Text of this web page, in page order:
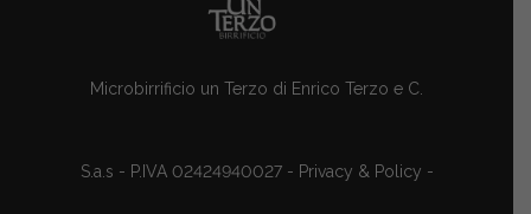
Microbirrificio un Terzo di Enrico Terzo e C.
S.a.s - P.IVA 02424940027 - Privacy & Policy -